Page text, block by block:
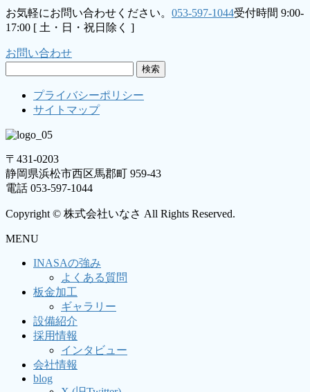
お気軽にお問い合わせください。 053-597-1044受付時間 9:00-
17:00 [ 土・日・祝日除く ]
お問い合わせ
プライバシーポリシー
サイトマップ
〒431-0203
静岡県浜松市西区馬郡町 959-43
電話 053-597-1044
Copyright © 株式会社いなさ All Rights Reserved.
MENU
INASAの強み
よくある質問
板金加工
ギャラリー
設備紹介
採用情報
インタビュー
会社情報
blog